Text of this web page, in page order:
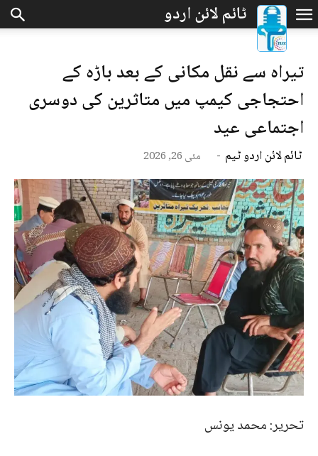
تیراہ سے نقل مکانی کے بعد باڑہ کے
احتجاجی کیمپ میں متاثرین کی دوسری
اجتماعی عید
ٹائم لائن اردو ٹیم - مئی 26, 2026
تحریر: محمد یونس